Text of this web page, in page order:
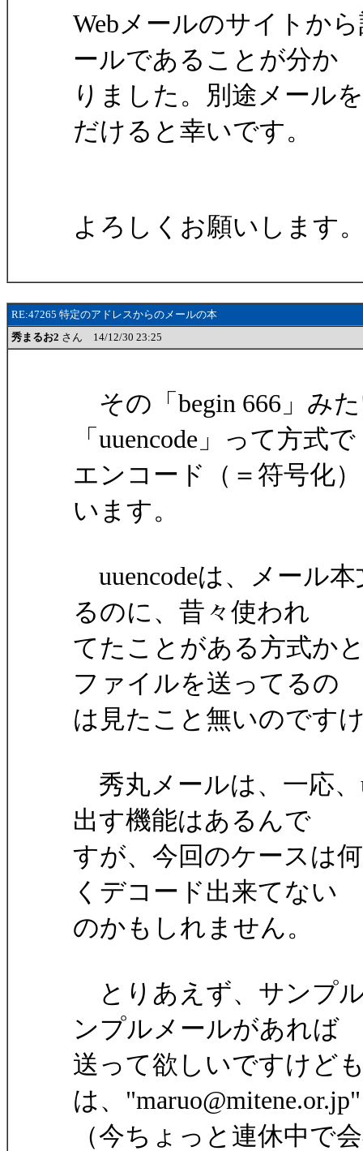
Webメールのサイトか
ールであることが分か
りました。別途メール
だけると幸いです。
よろしくお願いします
RE:47265 特定のアドレスからのメールの本
秀まるお2 さん 14/12/30 23:25
その「begin 666」み
「uuencode」って方式で
エンコード（＝符号化
います。
uuencodeは、メール
るのに、昔々使われ
てたことがある方式か
ファイルを送ってるの
は見たこと無いのです
秀丸メールは、一応、
出す機能はあるんで
すが、今回のケースは
くデコード出来てない
のかもしれません。
とりあえず、サンプ
ンプルメールがあれば
送って欲しいですけど
は、
（今ちょっと連休中で